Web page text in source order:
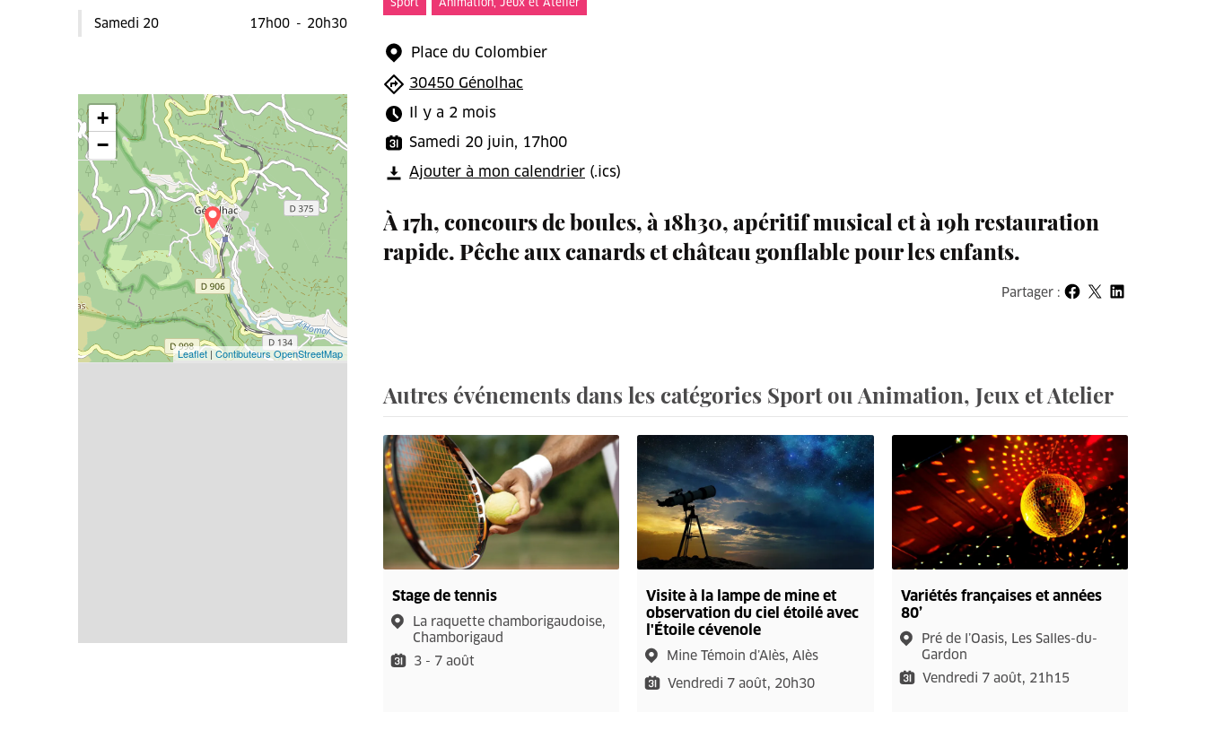
Samedi 20 17h00 - 20h30
+
−
Leaflet |Contibuteurs OpenStreetMap
Place du Colombier
30450 Génolhac
Il y a 2 mois
Samedi 20 juin, 17h00
Ajouter à mon calendrier (.ics)
À 17h, concours de boules, à 18h30, apéritif musical et à 19h restauration
rapide. Pêche aux canards et château gonflable pour les enfants.
Partager :Partager sur Facebook
Partager sur X
Partager sur LinkedIn
Autres événements dans les catégories Sport ou Animation, Jeux et Atelier
Stage de tennis
La raquette chamborigaudoise,
Chamborigaud
3 - 7 août
Visite à la lampe de mine et
observation du ciel étoilé avec
l'Étoile cévenole
Mine Témoin d’Alès, Alès
Vendredi 7 août, 20h30
Variétés françaises et années
80’
Pré de l’Oasis, Les Salles-du-
Gardon
Vendredi 7 août, 21h15